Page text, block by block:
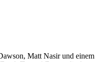
Matt Nasir und einem